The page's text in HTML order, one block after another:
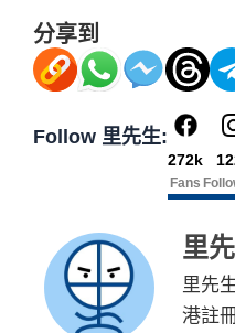
分享到
Follow 里先生:
272k
Fans
里
里先
港註